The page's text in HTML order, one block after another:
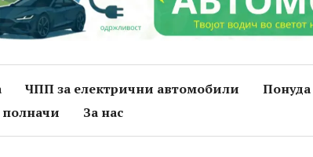
ЧПП за електрични автомобили
За нас